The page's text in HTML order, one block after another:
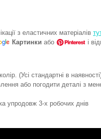
з еластичних матеріалів
Картинки або і
(Усі стандартні в
або погодити деталі з
упродовж 3-х робочих днів